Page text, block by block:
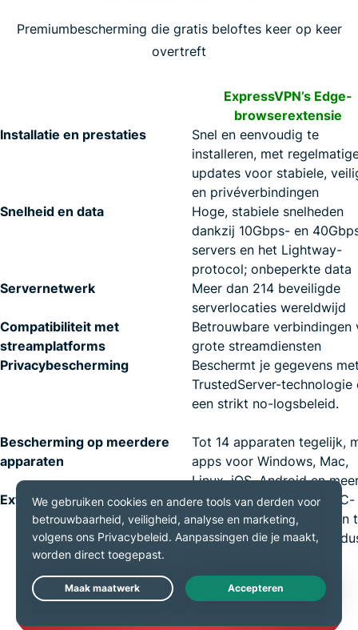
Premiumbescherming die gratis beloftes keer op keer
overtreft
ExpressVPN’s Edge-
browserextensie
Installatie en prestaties
Snel en eenvoudig te
installeren, met
updates voor stabiele,
en privéverbindingen
Snelheid en data
Hoge, stabiele snelheden
dankzij 10Gbps- en
servers en het Lightway-
protocol; onbeperkte data
Servernetwerk
Meer dan 214 beveiligde
serverlocaties wereldwijd
Compatibiliteit met
streamplatforms
Betrouwbare verbindingen
grote streamdiensten
Privacybescherming
Beschermt je gegevens
TrustedServer-technologie
een strikt no-logsbeleid.
Bescherming op meerdere
apparaten
Tot 14 apparaten tegelijk,
apps voor Windows, Mac,
Linux, iOS, Android en
Extra functies
Locatiespoofing, WebRTC-
blokkering om datalekken
voorkomen, donkere
Live Chat